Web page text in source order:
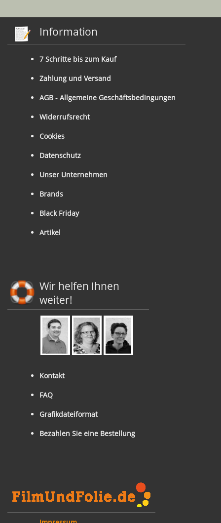
Information
7 Schritte bis zum Kauf
Zahlung und Versand
AGB - Allgemeine Geschäftsbedingungen
Widerrufsrecht
Cookies
Datenschutz
Unser Unternehmen
Brands
Black Friday
Artikel
Wir helfen Ihnen
weiter!
Kontakt
FAQ
Grafikdateiformat
Bezahlen Sie eine Bestellung